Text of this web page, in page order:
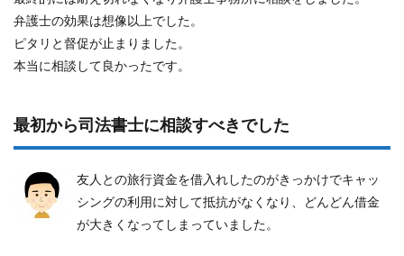
弁護士の効果は想像以上でした。
ピタリと督促が止まりました。
本当に相談して良かったです。
最初から司法書士に相談すべきでした
友人との旅行資金を借入れしたのがきっかけでキャッ
シングの利用に対して抵抗がなくなり、どんどん借金
が大きくなってしまっていました。